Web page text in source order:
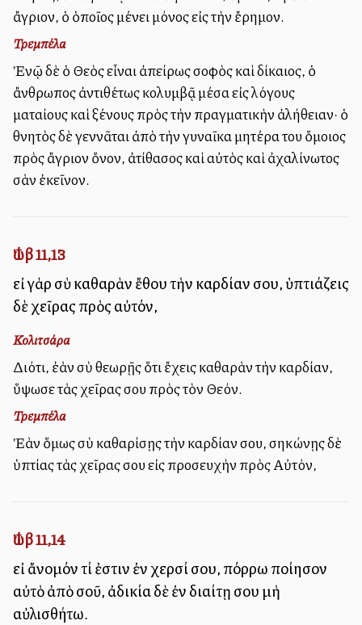
ἄγριον, ὁ ὁποῖος μένει μόνος εἰς τὴν ἔρημον.
Τρεμπέλα
Ἐνῷ δὲ ὁ Θεὸς εἶναι ἀπείρως σοφὸς καὶ δίκαιος, ὁ
ἄνθρωπος ἀντιθέτως κολυμβᾷ μέσα εἰς λόγους
ματαίους καὶ ξένους πρὸς τὴν πραγματικὴν ἀλήθειαν· ὁ
θνητὸς δὲ γεννᾶται ἀπὸ τὴν γυναῖκα μητέρα του ὅμοιος
πρὸς ἄγριον ὄνον, ἀτίθασος καὶ αὐτὸς καὶ ἀχαλίνωτος
σὰν ἐκεῖνον.
Ἰώβ 11,13
εἰ γὰρ σὺ καθαρὰν ἔθου τὴν καρδίαν σου, ὑπτιάζεις
δὲ χεῖρας πρὸς αὐτόν,
Κολιτσάρα
Διότι, ἐὰν σὺ θεωρῇς ὅτι ἔχεις καθαρὰν τὴν καρδίαν,
ὕψωσε τὰς χεῖρας σου πρὸς τὸν Θεόν.
Τρεμπέλα
Ἐὰν ὅμως σὺ καθαρίσῃς τὴν καρδίαν σου, σηκώνῃς δὲ
ὑπτίας τὰς χεῖρας σου εἰς προσευχὴν πρὸς Αὐτόν,
Ἰώβ 11,14
εἰ ἄνομόν τί ἐστιν ἐν χερσί σου, πόρρω ποίησον
αὐτὸ ἀπὸ σοῦ, ἀδικία δὲ ἐν διαίτῃ σου μὴ
αὐλισθήτω.